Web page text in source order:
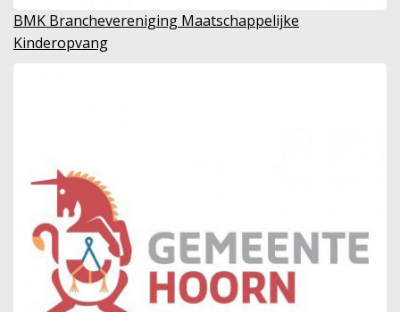
BMK Branchevereniging Maatschappelijke
Kinderopvang